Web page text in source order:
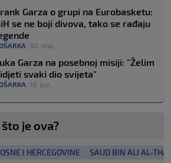
Garza o grupi na Eurobasketu:
se ne boji divova, tako se rađaju
30. maj.
Garza na posebnoj misiji: "Želim
svaki dio svijeta"
18. jun.
je ova?
I HERCEGOVINE SAUD BIN ALI AL-